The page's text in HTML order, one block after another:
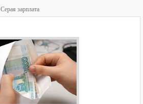
Серая зарплата